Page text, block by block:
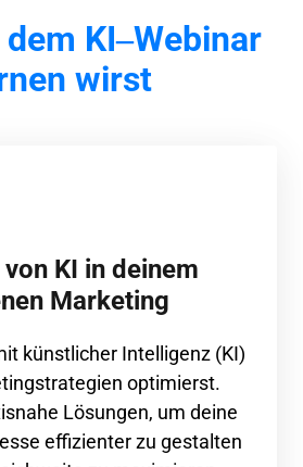
dem KI‒
wirst
KI in deinem
Marketing
künstlicher Intelligenz
Lösungen, um
effizienter zu